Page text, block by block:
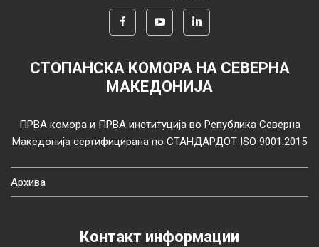
СТОПАНСКА КОМОРА НА СЕВЕРНА
МАКЕДОНИЈА
ПРВА комора и ПРВА институција во Република Северна
Македонија сертифицирана по СТАНДАРДОТ ISO 9001:2015
Архива
Контакт информации